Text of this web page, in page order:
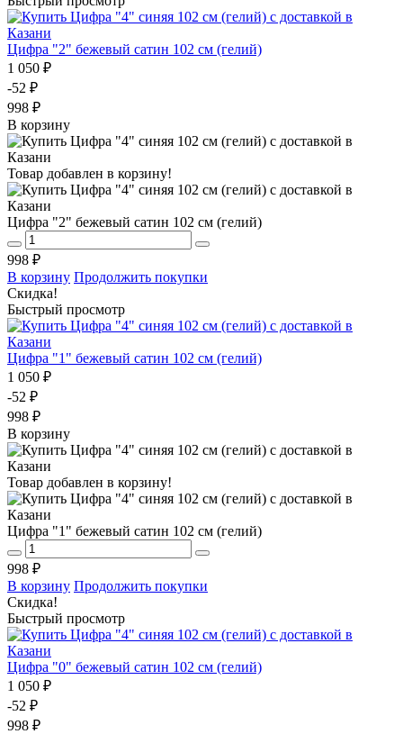
Цифра "2" бежевый сатин 102 см (гелий)
1 050 ₽
-52 ₽
998 ₽
В корзину
Товар добавлен в корзину!
Цифра "2" бежевый сатин 102 см (гелий)
998 ₽
В корзину Продолжить покупки
Скидка!
Быстрый просмотр
Цифра "1" бежевый сатин 102 см (гелий)
1 050 ₽
-52 ₽
998 ₽
В корзину
Товар добавлен в корзину!
Цифра "1" бежевый сатин 102 см (гелий)
998 ₽
В корзину Продолжить покупки
Скидка!
Быстрый просмотр
Цифра "0" бежевый сатин 102 см (гелий)
1 050 ₽
-52 ₽
998 ₽